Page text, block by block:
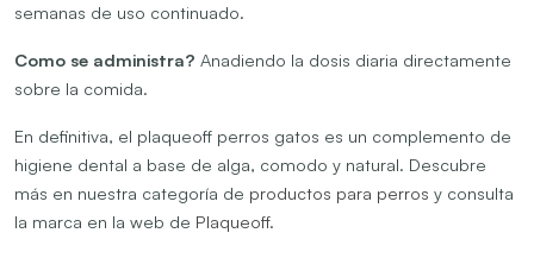
semanas de uso continuado.
Como se administra? Anadiendo la dosis diaria directamente
sobre la comida.
En definitiva, el plaqueoff perros gatos es un complemento de
higiene dental a base de alga, comodo y natural. Descubre
más en nuestra categoría de productos para perros y consulta
la marca en la web de Plaqueoff.